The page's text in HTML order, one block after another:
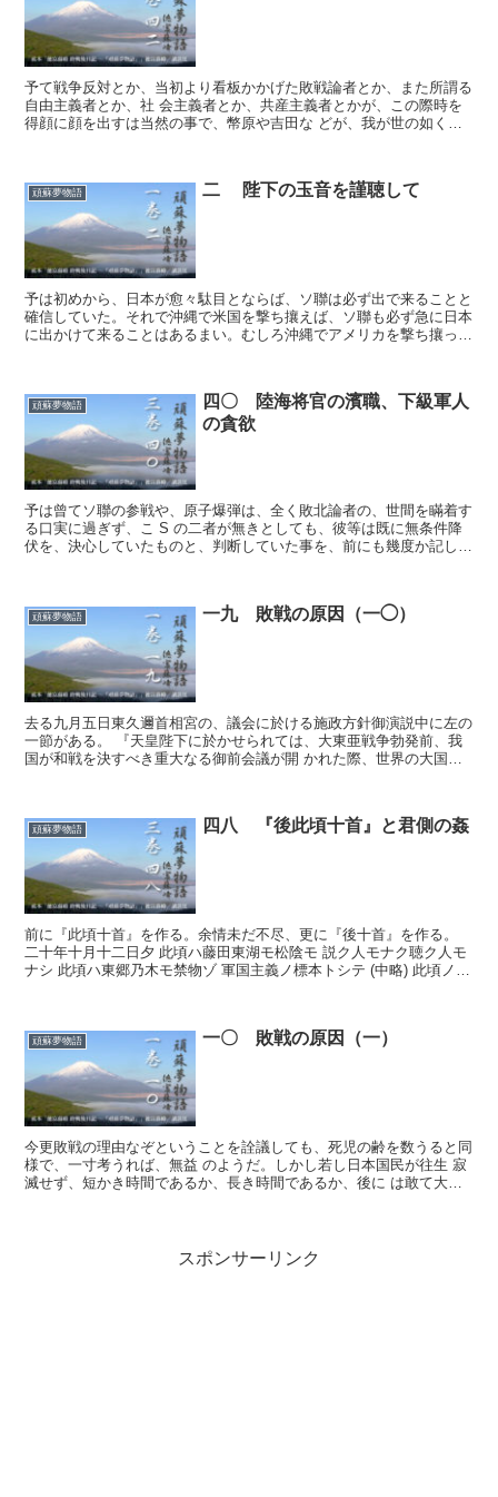
予て戦争反対とか、当初より看板かかげた敗戦論者とか、また所謂る
自由主義者とか、社 会主義者とか、共産主義者とかが、この際時を
得顔に顔を出すは当然の事で、幣原や吉田な どが、我が世の如く振
頑蘇夢物語 二 陛下の玉音を謹聴して
予は初めから、日本が愈々駄目とならば、ソ聯は必ず出で来ることと
確信していた。それで沖縄で米国を撃ち攘えば、ソ聯も必ず急に日本
に出かけて来ることはあるまい。むしろ沖縄でアメリカを撃ち攘った
頑蘇夢物語
四〇 陸海将官の濱職、下級軍人
の貪欲
予は曾てソ聯の参戦や、原子爆弾は、全く敗北論者の、世間を瞞着す
る口実に過ぎず、こ S の二者が無きとしても、彼等は既に無条件降
伏を、決心していたものと、判断していた事を、前にも幾度か記して
頑蘇夢物語 一九 敗戦の原因（一◯）
去る九月五日東久邇首相宮の、議会に於ける施政方針御演説中に左の
一節がある。 『天皇陛下に於かせられては、大東亜戦争勃発前、我
国が和戦を決すべき重大なる御前会議が開 かれた際、世界の大国た
頑蘇夢物語 四八 『後此頃十首』と君側の姦
前に『此頃十首』を作る。余情未だ不尽、更に『後十首』を作る。
二十年十月十二日夕 此頃ハ藤田東湖モ松陰モ 説ク人モナク聴ク人モ
ナシ 此頃ハ東郷乃木モ禁物ゾ 軍国主義ノ標本トシテ (中略) 此頃ノ役
頑蘇夢物語 一〇 敗戦の原因（一）
今更敗戦の理由なぞということを詮議しても、死児の齢を数うると同
様で、一寸考うれば、無益 のようだ。しかし若し日本国民が往生 寂
滅せず、短かき時間であるか、長き時間であるか、後に は敢て大東
スポンサーリンク